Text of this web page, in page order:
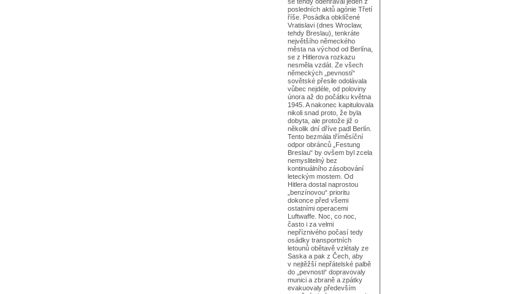
posledních aktů agónie Třetí
říše. Posádka obklíčené
Vratislavi (dnes Wroclaw,
tehdy Breslau), tenkráte
největšího německého
města na východ od Berlína,
se z Hitlerova rozkazu
nesměla vzdát. Ze všech
německých „pevností“
sovětské přesile odolávala
vůbec nejdéle, od poloviny
února až do počátku května
1945. A nakonec kapitulovala
nikoli snad proto, že byla
dobyta, ale protože již o
několik dní dříve padl Berlín.
Tento bezmála tříměsíční
odpor obránců „Festung
Breslau“ by ovšem byl zcela
nemyslitelný bez
kontinuálního zásobování
leteckým mostem. Od
Hitlera dostal naprostou
„benzínovou“ prioritu
dokonce před všemi
ostatními operacemi
Luftwaffe. Noc, co noc,
často i za velmi
nepříznivého počasí tedy
osádky transportních
letounů obětavě vzlétaly ze
Saska a pak z Čech, aby
v nejtěžší nepřátelské palbě
do „pevnosti“ dopravovaly
munici a zbraně a zpátky
evakuovaly především